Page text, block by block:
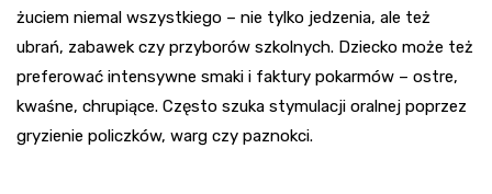
żuciem niemal wszystkiego – nie tylko jedzenia, ale też
ubrań, zabawek czy przyborów szkolnych. Dziecko może też
preferować intensywne smaki i faktury pokarmów – ostre,
kwaśne, chrupiące. Często szuka stymulacji oralnej poprzez
gryzienie policzków, warg czy paznokci.